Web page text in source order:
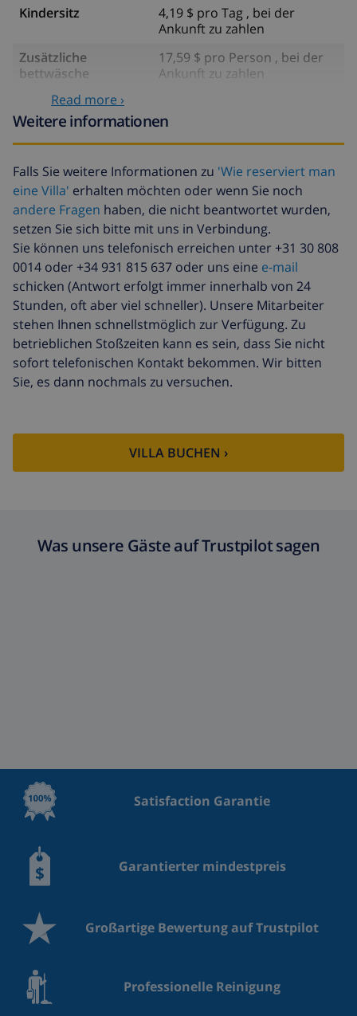
Kindersitz
4,19 $ pro Tag , bei der
Ankunft zu zahlen
Zusätzliche
bettwäsche
17,59 $ pro Person , bei der
Ankunft zu zahlen
Zusätzliche
handtücher
Ankunft zu zahlen
Späte abreise
113,75 $
Zusätzliche
reinigung
basiert auf den
Energieverbrauch
(52,77 $/HOUR)
Reiserücktrittsfonds:
4.80% der Gesamtsumme
Read more ›
Weitere informationen
Falls Sie weitere Informationen zu 'Wie reserviert man
eine Villa' erhalten möchten oder wenn Sie noch
andere Fragen haben, die nicht beantwortet wurden,
setzen Sie sich bitte mit uns in Verbindung.
Sie können uns telefonisch erreichen unter +31 30 808
0014 oder +34 931 815 637 oder uns eine e-mail
schicken (Antwort erfolgt immer innerhalb von 24
Stunden, oft aber viel schneller). Unsere Mitarbeiter
stehen Ihnen schnellstmöglich zur Verfügung. Zu
betrieblichen Stoßzeiten kann es sein, dass Sie nicht
sofort telefonischen Kontakt bekommen. Wir bitten
Sie, es dann nochmals zu versuchen.
VILLA BUCHEN ›
Was unsere Gäste auf Trustpilot sagen
Satisfaction Garantie
Garantierter mindestpreis
Großartige Bewertung auf Trustpilot
Professionelle Reinigung